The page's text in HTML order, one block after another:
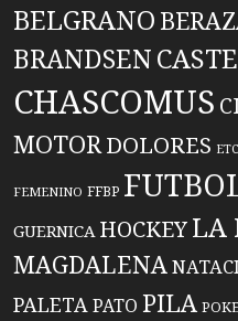
BELGRANO
BRANDSEN
CHASCOMUS
MOTORDOLORES
FEMENINO FFBP
GUERNICA HOCKEYLA
MAGDALENA
PALETAPATO PILA